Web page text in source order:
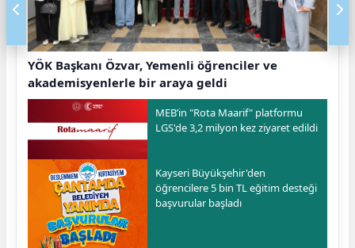
YÖK Başkanı Özvar, Yemenli öğrenciler ve
akademisyenlerle bir araya geldi
MEB’in "Rota Maarif" platformu
LGS'de 3,2 milyon kez ziyaret edildi
Kayseri Büyükşehir'den
öğrencilere 5 bin TL eğitim desteği
başvurular başladı